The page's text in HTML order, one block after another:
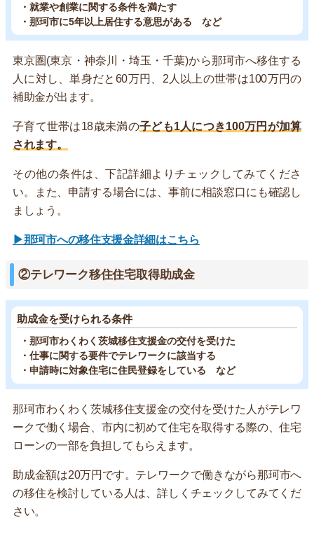
・就業や創業に関する条件を満たす
・那珂市に5年以上居住する意思がある など
東京圏(東京・神奈川・埼玉・千葉)から那珂市へ移住する
人に対し、単身だと60万円、2人以上の世帯は100万円の
補助金が出ます。
子育て世帯は18歳未満の子ども1人につき100万円が加算
されます。
その他の条件は、下記詳細よりチェックしてみてくださ
い。また、申請する場合には、事前に相談窓口にも確認し
ましょう。
▶那珂市への移住支援金詳細はこちら
②テレワーク移住住宅取得助成金
助成金を受けられる条件
・那珂市わくわく茨城移住支援金の交付を受けた
・仕事に関する要件でテレワークに該当する
・申請時に対象住宅に住民登録をしている など
那珂市わくわく茨城移住支援金の交付を受けた人がテレワ
ークで働く場合、市内に初めて住宅を取得する際の、住宅
ローンの一部を負担してもらえます。
助成金額は20万円です。テレワークで働きながら那珂市へ
の移住を検討している人は、詳しくチェックしてみてくだ
さい。